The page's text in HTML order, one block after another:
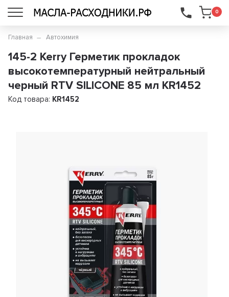
0
...
Главная Автохимия
145-2 Kerry Герметик прокладок
высокотемпературный нейтральный
черный RTV SILICONE 85 мл KR1452
Код товара: KR1452